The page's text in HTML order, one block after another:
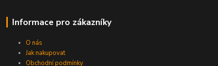
Informace pro zákazníky
O nás
Jak nakupovat
Obchodní podmínky